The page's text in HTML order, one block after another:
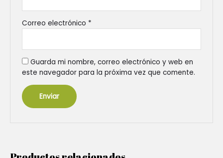
Correo electrónico *
Guarda mi nombre, correo electrónico y web en
este navegador para la próxima vez que comente.